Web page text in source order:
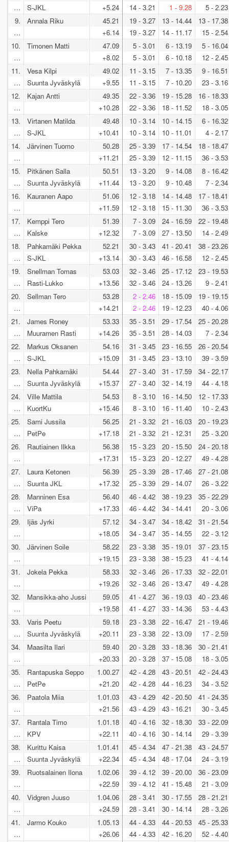
…
S-JKL
+5.24
14 - 3.21
1 - 9.28
5 - 2.23
9.
…
Annala Riku
45.21
+6.14
19 - 3.27
19 - 3.27
13 - 14.44
14 - 11.17
13 - 17.38
15 - 2.54
10.
…
Timonen Matti
47.09
+8.02
5 - 3.01
5 - 3.01
6 - 13.19
6 - 10.18
5 - 16.04
12 - 2.45
11.
…
Vesa Kilpi
Suunta Jyväskylä
49.02
+9.55
11 - 3.15
11 - 3.15
7 - 13.35
7 - 10.20
9 - 16.51
23 - 3.16
12.
…
Kajan Antti
49.35
+10.28
22 - 3.36
22 - 3.36
19 - 15.28
18 - 11.52
16 - 18.33
18 - 3.05
13.
…
Virtanen Matilda
S-JKL
49.48
+10.41
10 - 3.14
10 - 3.14
10 - 14.15
10 - 11.01
6 - 16.32
4 - 2.17
14.
…
Järvinen Tuomo
50.28
+11.21
25 - 3.39
25 - 3.39
17 - 14.54
12 - 11.15
18 - 18.47
36 - 3.53
15.
…
Pitkänen Salla
Suunta Jyväskylä
50.51
+11.44
13 - 3.20
13 - 3.20
9 - 14.08
9 - 10.48
8 - 16.42
7 - 2.34
16.
…
Kauranen Aapo
51.06
+11.59
12 - 3.18
12 - 3.18
14 - 14.48
15 - 11.30
17 - 18.41
36 - 3.53
17.
…
Kemppi Tero
Kalske
51.39
+12.32
7 - 3.09
7 - 3.09
24 - 16.59
27 - 13.50
22 - 19.48
14 - 2.49
18.
…
Pahkamäki Pekka
S-JKL
52.21
+13.14
30 - 3.43
30 - 3.43
41 - 20.41
46 - 16.58
38 - 23.26
12 - 2.45
19.
…
Snellman Tomas
Rasti-Lukko
53.03
+13.56
32 - 3.46
32 - 3.46
25 - 17.12
24 - 13.26
23 - 19.53
9 - 2.41
20.
…
Sellman Tero
53.28
+14.21
2 - 2.46
2 - 2.46
18 - 15.09
19 - 12.23
19 - 19.15
40 - 4.06
21.
…
James Roney
Muuramen Rasti
53.33
+14.26
35 - 3.51
35 - 3.51
29 - 17.54
28 - 14.03
25 - 20.28
7 - 2.34
22.
…
Markus Oksanen
S-JKL
54.16
+15.09
31 - 3.45
31 - 3.45
23 - 16.55
23 - 13.10
26 - 20.54
39 - 3.59
23.
…
Nella Pahkamäki
Suunta Jyväskylä
54.44
+15.37
27 - 3.40
27 - 3.40
31 - 17.59
32 - 14.19
34 - 22.17
44 - 4.18
24.
…
Ville Mattila
KuortKu
54.53
+15.46
8 - 3.10
8 - 3.10
16 - 14.50
16 - 11.40
12 - 17.33
10 - 2.43
25.
…
Sami Jussila
PetPe
56.25
+17.18
21 - 3.32
21 - 3.32
21 - 16.03
21 - 12.31
20 - 19.23
25 - 3.20
26.
…
Rautiainen Ilkka
56.38
+17.31
15 - 3.23
15 - 3.23
20 - 15.50
20 - 12.27
24 - 20.18
49 - 4.28
27.
…
Laura Ketonen
Suunta JKL
56.39
+17.32
25 - 3.39
25 - 3.39
28 - 17.46
29 - 14.07
27 - 21.08
26 - 3.22
28.
…
Manninen Esa
ViPa
56.40
+17.33
46 - 4.42
46 - 4.42
38 - 19.23
34 - 14.41
35 - 22.29
20 - 3.06
29.
…
Ijäs Jyrki
57.12
+18.05
34 - 3.47
34 - 3.47
34 - 18.42
35 - 14.55
31 - 21.54
22 - 3.12
30.
…
Järvinen Soile
58.22
+19.15
23 - 3.38
23 - 3.38
35 - 19.01
38 - 15.23
37 - 23.15
41 - 4.14
31.
…
Jokela Pekka
58.33
+19.26
32 - 3.46
32 - 3.46
26 - 17.33
26 - 13.47
32 - 22.01
49 - 4.28
32.
…
Mansikka-aho Jussi
59.05
+19.58
41 - 4.27
41 - 4.27
36 - 19.03
33 - 14.36
40 - 23.46
53 - 4.43
33.
…
Varis Peetu
Suunta Jyväskylä
59.18
+20.11
23 - 3.38
23 - 3.38
22 - 16.47
22 - 13.09
21 - 19.46
17 - 2.59
34.
…
Maasilta Ilari
59.40
+20.33
20 - 3.28
20 - 3.28
33 - 18.36
37 - 15.08
30 - 21.41
18 - 3.05
35.
…
Rantapuska Seppo
PetPe
1.00.27
+21.20
42 - 4.28
42 - 4.28
43 - 20.51
44 - 16.23
42 - 24.43
34 - 3.52
36.
…
Paatola Miia
1.01.03
+21.56
43 - 4.29
43 - 4.29
42 - 20.50
43 - 16.21
41 - 24.35
30 - 3.45
37.
…
Rantala Timo
KPV
1.01.18
+22.11
40 - 4.16
40 - 4.16
32 - 18.30
30 - 14.14
33 - 22.09
29 - 3.39
38.
…
Kurittu Kaisa
Suunta Jyväskylä
1.01.41
+22.34
45 - 4.34
45 - 4.34
47 - 21.38
48 - 17.04
43 - 24.57
24 - 3.19
39.
…
Ruotsalainen Ilona
1.02.06
+22.59
39 - 4.12
39 - 4.12
39 - 20.00
41 - 15.48
36 - 23.09
21 - 3.09
40.
…
Vidgren Juuso
1.04.06
+24.59
28 - 3.41
28 - 3.41
30 - 17.55
30 - 14.14
28 - 21.21
28 - 3.26
41.
…
Jarmo Kouko
1.05.13
+26.06
44 - 4.33
44 - 4.33
44 - 20.53
42 - 16.20
45 - 25.33
52 - 4.40